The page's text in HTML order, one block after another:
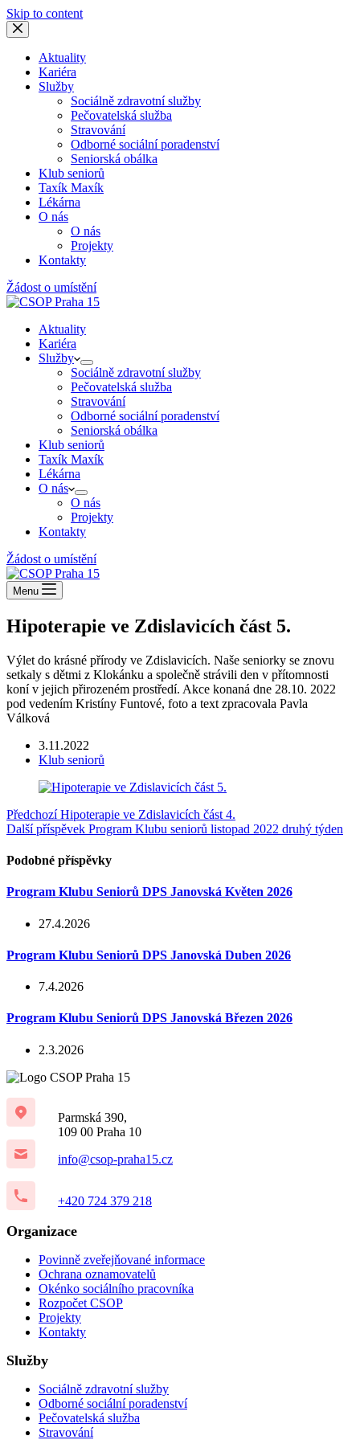
Skip to content
Aktuality
Kariéra
Služby
Sociálně zdravotní služby
Pečovatelská služba
Stravování
Odborné sociální poradenství
Seniorská obálka
Klub seniorů
Taxík Maxík
Lékárna
O nás
O nás
Projekty
Kontakty
Žádost o umístění
Aktuality
Kariéra
Služby
Sociálně zdravotní služby
Pečovatelská služba
Stravování
Odborné sociální poradenství
Seniorská obálka
Klub seniorů
Taxík Maxík
Lékárna
O nás
O nás
Projekty
Kontakty
Žádost o umístění
Menu
Hipoterapie ve Zdislavicích část 5.
Výlet do krásné přírody ve Zdislavicích. Naše seniorky se znovu
setkaly s dětmi z Klokánku a společně strávili den v přítomnosti
koní v jejich přirozeném prostředí. Akce konaná dne 28.10. 2022
pod vedením Kristíny Funtové, foto a text zpracovala Pavla
Válková
3.11.2022
Klub seniorů
PředchozíHipoterapie ve Zdislavicích část 4.
Další příspěvek Program Klubu seniorů listopad 2022 druhý týden
Podobné příspěvky
Program Klubu Seniorů DPS Janovská Květen 2026
27.4.2026
Program Klubu Seniorů DPS Janovská Duben 2026
7.4.2026
Program Klubu Seniorů DPS Janovská Březen 2026
2.3.2026
Parmská 390,
109 00 Praha 10
info@csop-praha15.cz
+420 724 379 218
Organizace
Povinně zveřejňované informace
Ochrana oznamovatelů
Okénko sociálního pracovníka
Rozpočet CSOP
Projekty
Kontakty
Služby
Sociálně zdravotní služby
Odborné sociální poradenství
Pečovatelská služba
Stravování